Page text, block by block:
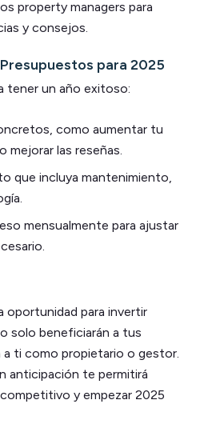
property managers para
y consejos.
para 2025
tener un año exitoso:
como aumentar tu
mejorar las reseñas.
que incluya mantenimiento,
mensualmente para ajustar
oportunidad para invertir
solo beneficiarán a tus
a ti como propietario o gestor.
anticipación te permitirá
y empezar 2025